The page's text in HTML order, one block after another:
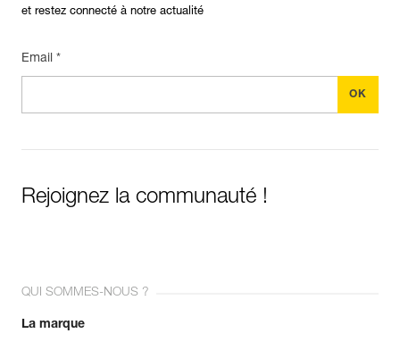
et restez connecté à notre actualité
Email *
Rejoignez la communauté !
QUI SOMMES-NOUS ?
La marque